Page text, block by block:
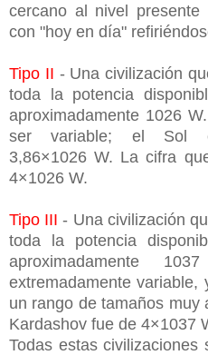
cercano al nivel
con "hoy en día"
Tipo II - Una civilización
toda la potencia
aproximadamente 1026
ser variable; el Sol
3,86×1026 W. La cifra
4×1026 W.
Tipo III - Una civilización
toda la potencia
aproximadamente
extremadamente variable,
un rango de tamaños muy
Kardashov fue de 4×1037
Todas estas civilizaciones